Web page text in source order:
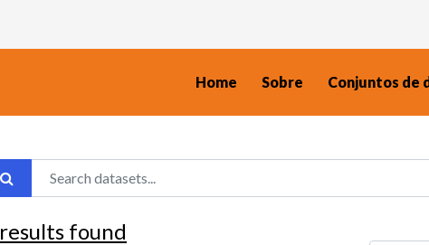
Home Sobre Conjuntos de
results found